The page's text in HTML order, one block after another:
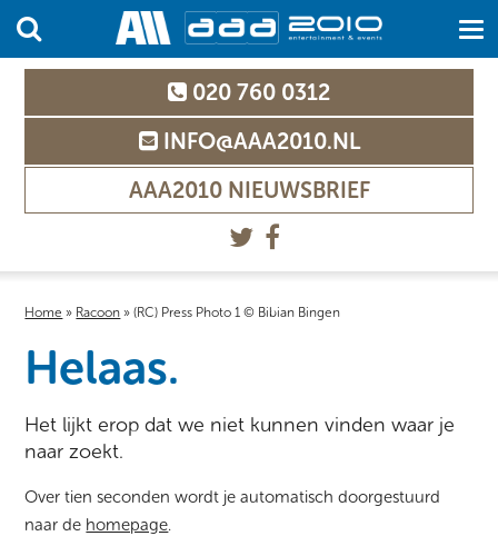
020 760 0312
INFO@AAA2010.NL
AAA2010 NIEUWSBRIEF
Home » Racoon »(RC) Press Photo 1 © Bibian Bingen
Helaas.
Het lijkt erop dat we niet kunnen vinden waar je
naar zoekt.
Over tien seconden wordt je automatisch doorgestuurd
naar de homepage.